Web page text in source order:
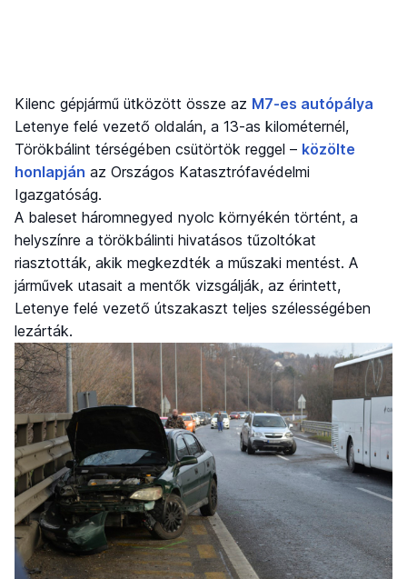
Kilenc gépjármű ütközött össze az M7-es autópálya
Letenye felé vezető oldalán, a 13-as kilométernél,
Törökbálint térségében csütörtök reggel – közölte
honlapján az Országos Katasztrófavédelmi
Igazgatóság.
A baleset háromnegyed nyolc környékén történt, a
helyszínre a törökbálinti hivatásos tűzoltókat
riasztották, akik megkezdték a műszaki mentést. A
járművek utasait a mentők vizsgálják, az érintett,
Letenye felé vezető útszakaszt teljes szélességében
lezárták.